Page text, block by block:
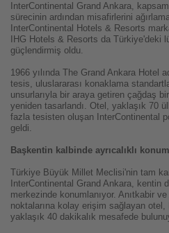
InterContinental Grand Ankara,
sürecinin ardından misafirlerini
InterContinental Hotels & Resorts
IHG Hotels & Resorts da Türkiye'deki
güçlendirmiş oldu.
1966 yılında The Grand Ankara Hotel
tesis, uluslararası konaklama
unsurlarıyla bir araya getiren çağdaş
yeniden tasarlandı. Otel, yaklaşık 70
fazla tesisten oluşan InterContinental
geldi.
Başkentin kalbinde ayrıcalıklı konum
Türkiye Büyük Millet Meclisi'nin tam
InterContinental Grand Ankara,
merkezinde konumlanıyor. Anıtkabir
noktalarına kolay erişim sağlayan
yaklaşık 40 dakikalık mesafede